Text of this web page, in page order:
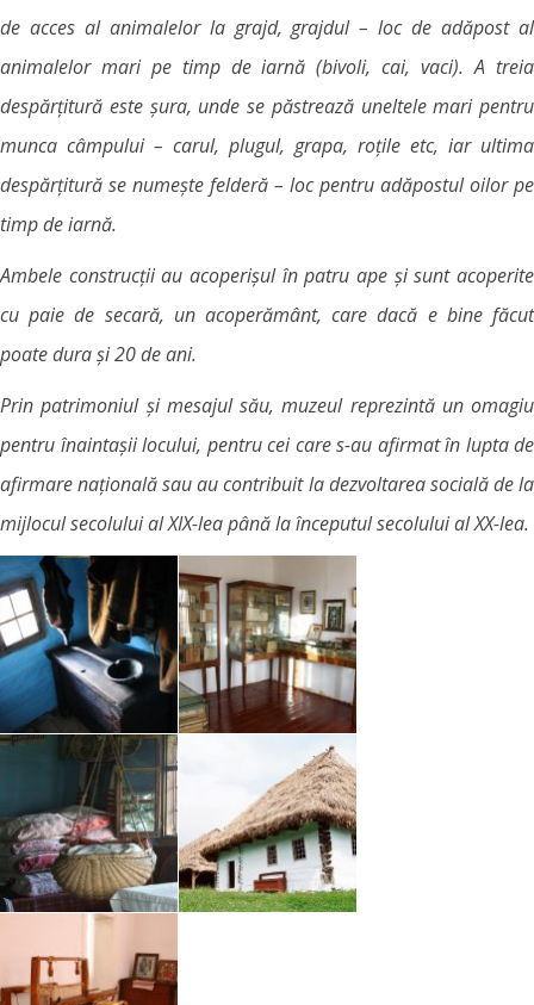
de acces al animalelor la grajd, grajdul – loc de adăpost al
animalelor mari pe timp de iarnă (bivoli, cai, vaci). A treia
despărțitură este șura, unde se păstrează uneltele mari pentru
munca câmpului – carul, plugul, grapa, roțile etc, iar ultima
despărțitură se numește felderă – loc pentru adăpostul oilor pe
timp de iarnă.
Ambele construcții au acoperișul în patru ape și sunt acoperite
cu paie de secară, un acoperământ, care dacă e bine făcut
poate dura și 20 de ani.
Prin patrimoniul și mesajul său, muzeul reprezintă un omagiu
pentru înaintașii locului, pentru cei care s-au afirmat în lupta de
afirmare națională sau au contribuit la dezvoltarea socială de la
mijlocul secolului al XIX-lea până la începutul secolului al XX-lea.